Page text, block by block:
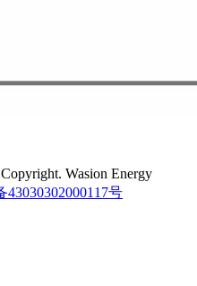
Wasion Energy
43030302000117号